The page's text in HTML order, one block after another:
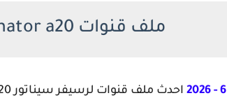
ملف قنوات Senator a20